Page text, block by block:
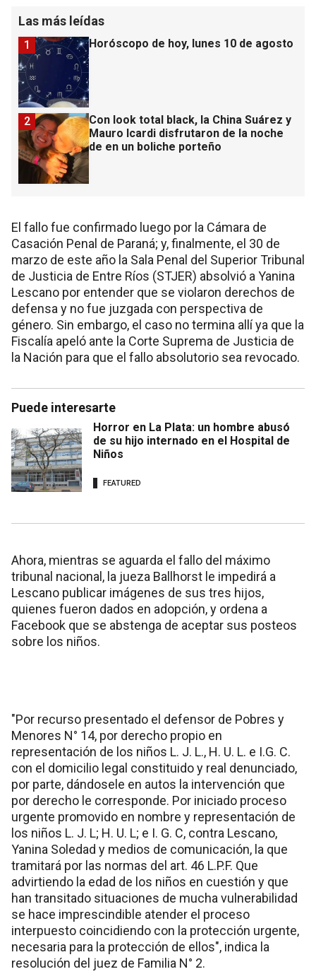
Las más leídas
Horóscopo de hoy, lunes 10 de agosto
1
Con look total black, la China Suárez y
Mauro Icardi disfrutaron de la noche
de en un boliche porteño
2
El fallo fue confirmado luego por la Cámara de
Casación Penal de Paraná; y, finalmente, el 30 de
marzo de este año la Sala Penal del Superior Tribunal
de Justicia de Entre Ríos (STJER) absolvió a Yanina
Lescano por entender que se violaron derechos de
defensa y no fue juzgada con perspectiva de
género. Sin embargo, el caso no termina allíya que la
Fiscalía apeló ante la Corte Suprema de Justicia de
la Nación para que el fallo absolutorio sea revocado.
Puede interesarte
Horror en La Plata: un hombre abusó
de su hijo internado en el Hospital de
Niños
FEATURED
Ahora, mientras se aguarda el fallo del máximo
tribunal nacional, la jueza Ballhorst le impedirá a
Lescano publicar imágenes de sus tres hijos,
quienes fueron dados en adopción, y ordena a
Facebook que se abstenga de aceptar sus posteos
sobre los niños.
"Por recurso presentado el defensor de Pobres y
Menores N° 14, por derecho propio en
representación de los niños L. J. L., H. U. L. e I.G. C.
con el domicilio legal constituido y real denunciado,
por parte, dándosele en autos la intervención que
por derecho le corresponde. Por iniciado proceso
urgente promovido en nombre y representación de
los niños L. J. L; H. U. L; e I. G. C, contra Lescano,
Yanina Soledad y medios de comunicación, la que
tramitará por las normas del art. 46 L.P.F. Que
advirtiendo la edad de los niños en cuestión y que
han transitado situaciones de mucha vulnerabilidad
se hace imprescindible atender el proceso
interpuesto coincidiendo con la protección urgente,
necesaria para la protección de ellos", indica la
resolución del juez de Familia N° 2.